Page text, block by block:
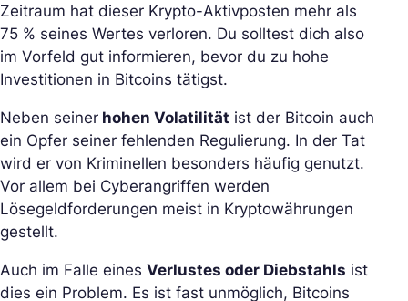
Zeitraum hat dieser Krypto-Aktivposten mehr als
75 % seines Wertes verloren. Du solltest dich also
im Vorfeld gut informieren, bevor du zu hohe
Investitionen in Bitcoins tätigst.
Neben seiner hohen Volatilität ist der Bitcoin auch
ein Opfer seiner fehlenden Regulierung. In der Tat
wird er von Kriminellen besonders häufig genutzt.
Vor allem bei Cyberangriffen werden
Lösegeldforderungen meist in Kryptowährungen
gestellt.
Auch im Falle eines Verlustes oder Diebstahls ist
dies ein Problem. Es ist fast unmöglich, Bitcoins